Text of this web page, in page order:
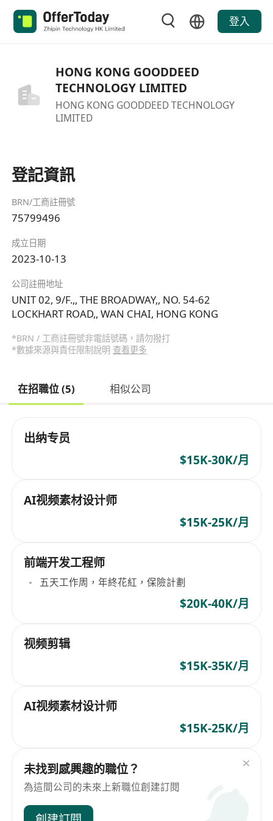
登入
HONG KONG GOODDEED
TECHNOLOGY LIMITED
HONG KONG GOODDEED TECHNOLOGY
LIMITED
登記資訊
BRN/工商註冊號
75799496
成立日期
2023-10-13
公司註冊地址
UNIT 02, 9/F.,, THE BROADWAY,, NO. 54-62
LOCKHART ROAD,, WAN CHAI, HONG KONG
*BRN / 工商註冊號非電話號碼，請勿撥打
*數據來源與責任限制說明 查看更多
在招職位 (5) 相似公司
出纳专员
$15K-30K/月
AI视频素材设计师
$15K-25K/月
前端开发工程师
五天工作周，年終花紅，保險計劃
$20K-40K/月
视频剪辑
$15K-35K/月
AI视频素材设计师
$15K-25K/月
未找到感興趣的職位？
為這間公司的未來上新職位創建訂閱